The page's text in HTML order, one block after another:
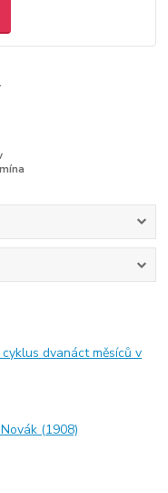
dvanáct měsíců v
(1908)